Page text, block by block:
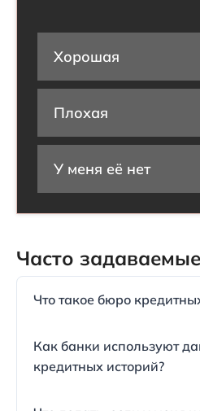
Хорошая
Плохая
У меня её нет
Часто
Что такое бюро
организации, которые
платёжной дисциплине
Как банки используют
кредитных историй?